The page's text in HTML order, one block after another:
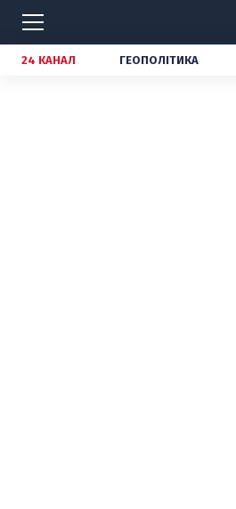
24 КАНАЛ ГЕОПОЛІТИКА